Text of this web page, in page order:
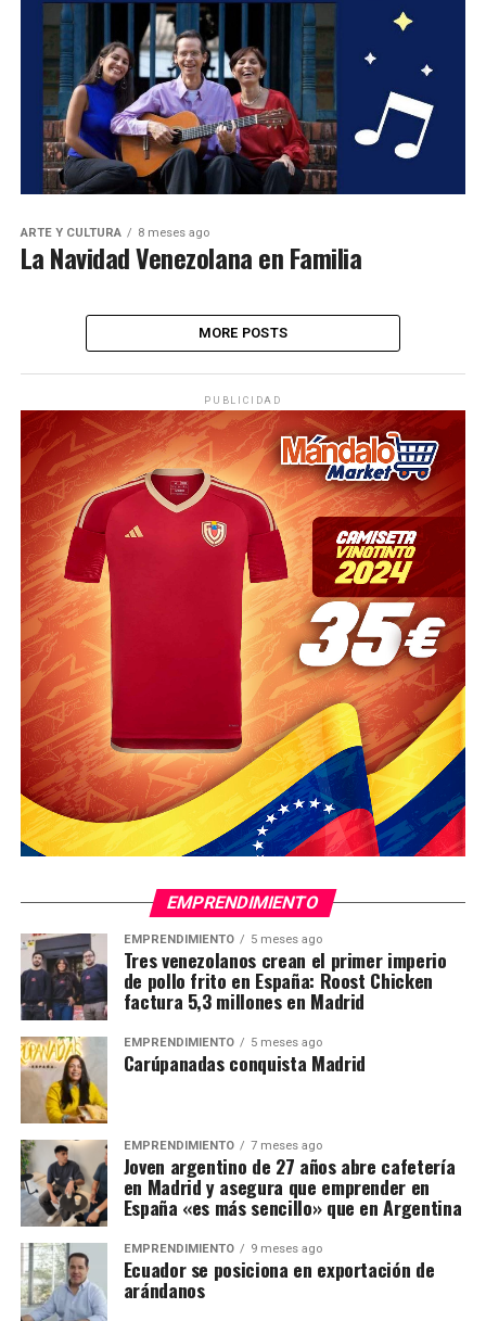
ARTE Y CULTURA 8 meses ago
La Navidad Venezolana en Familia
MORE POSTS
PUBLICIDAD
EMPRENDIMIENTO
EMPRENDIMIENTO 5 meses ago
Tres venezolanos crean el primer imperio
de pollo frito en España: Roost Chicken
factura 5,3 millones en Madrid
EMPRENDIMIENTO 5 meses ago
Carúpanadas conquista Madrid
EMPRENDIMIENTO 7 meses ago
Joven argentino de 27 años abre cafetería
en Madrid y asegura que emprender en
España «es más sencillo» que en Argentina
EMPRENDIMIENTO 9 meses ago
Ecuador se posiciona en exportación de
arándanos